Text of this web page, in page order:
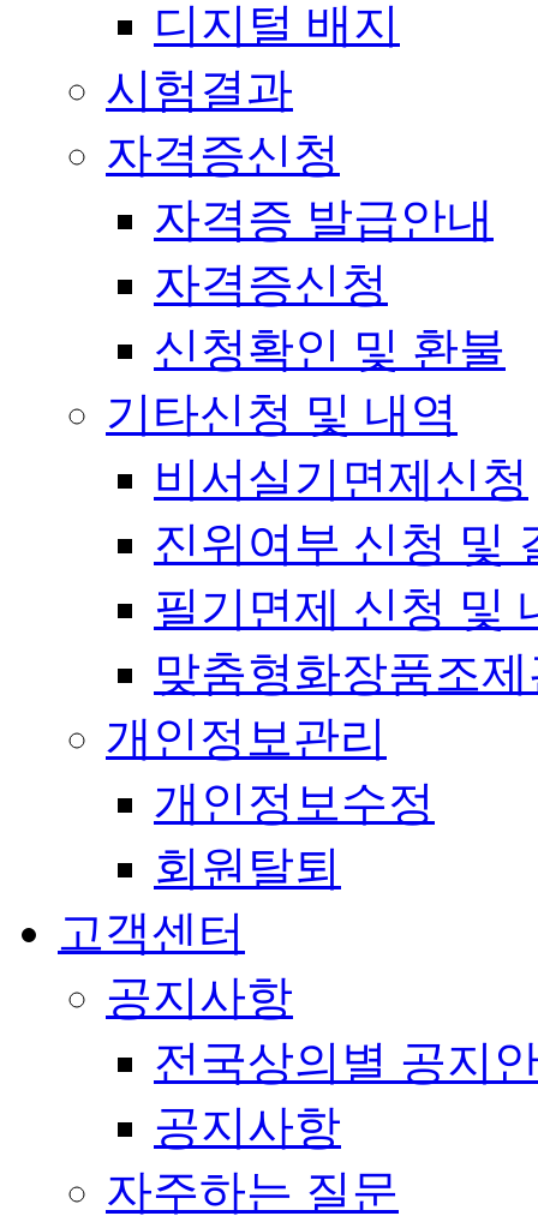
디지털 배지
시험결과
자격증신청
자격증 발급안내
자격증신청
신청확인 및 환불
기타신청 및 내역
비서실기면제신청
진위여부 신청 및
필기면제 신청 및
맞춤형화장품조
개인정보관리
개인정보수정
회원탈퇴
고객센터
공지사항
전국상의별 공지
공지사항
자주하는 질문